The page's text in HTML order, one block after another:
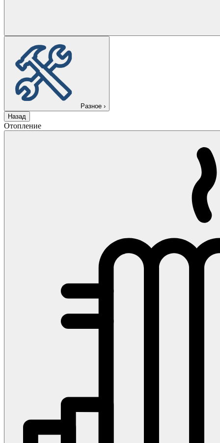
Разное ›
Назад
Отопление